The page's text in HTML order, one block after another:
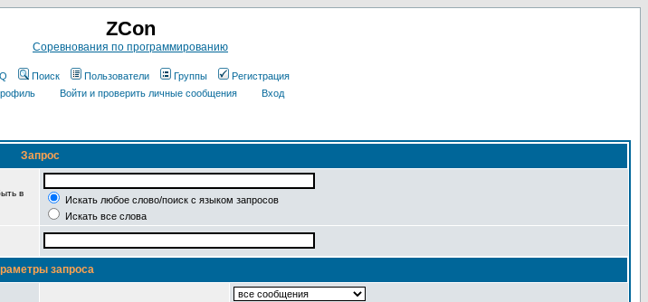
ZCon
Соревнования по программированию
Поиск Пользователи Группы
Регистрация
Войти и проверить личные сообщения Вход
Запрос
в
Искать любое слово/поиск с языком запросов
Искать все слова
запроса